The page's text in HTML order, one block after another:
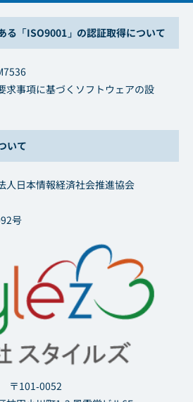
〒101-0052
る「ISO9001」の認証取得について
求事項に基づくソフトウェアの設
いて
人日本情報経済社会推進協会
号